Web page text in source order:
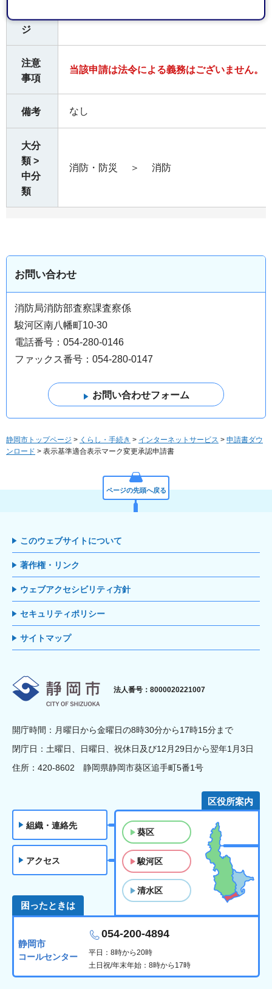
ジ
注意
事項
当該申請は法令による義務はございません。
備考 なし
大分
類 >
中分
類
消防・防災 ＞ 消防
お問い合わせ
消防局消防部査察課査察係
駿河区南八幡町10-30
電話番号：054-280-0146
ファックス番号：054-280-0147
静岡市トップページ > くらし・手続き > インターネットサービス > 申請書ダウ
ンロード > 表示基準適合表示マーク変更承認申請書
ページの先頭へ戻る
このウェブサイトについて
著作権・リンク
ウェブアクセシビリティ方針
セキュリティポリシー
サイトマップ
静岡市
法人番号：8000020221007
開庁時間：月曜日から金曜日の8時30分から17時15分まで
閉庁日：土曜日、日曜日、祝休日及び12月29日から翌年1月3日
住所：420-8602 静岡県静岡市葵区追手町5番1号
組織・連絡先
アクセス
区役所案内
葵区
駿河区
清水区
困ったときは
静岡市
コールセンター
054-200-4894
平日：8時から20時
土日祝/年末年始：8時から17時